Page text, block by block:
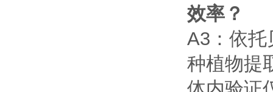
效率？
A3 ：依
种植物提